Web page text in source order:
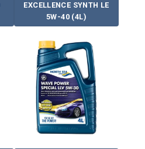
EXCELLENCE SYNTH LE
5W-40 (4L)